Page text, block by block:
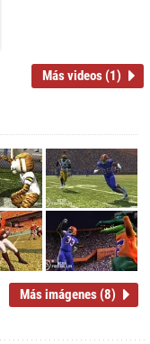
Más videos (1)
Más imágenes (8)